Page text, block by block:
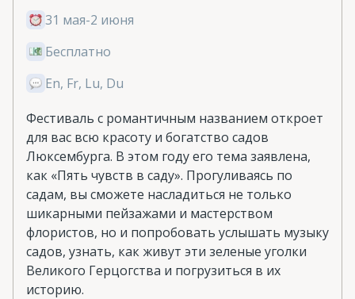
31 мая-2 июня
Бесплатно
En, Fr, Lu, Du
Фестиваль с романтичным названием откроет
для вас всю красоту и богатство садов
Люксембурга. В этом году его тема заявлена,
как «Пять чувств в саду». Прогуливаясь по
садам, вы сможете насладиться не только
шикарными пейзажами и мастерством
флористов, но и попробовать услышать музыку
садов, узнать, как живут эти зеленые уголки
Великого Герцогства и погрузиться в их
историю.